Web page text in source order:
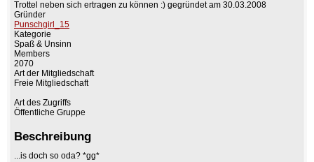
Trottel neben sich ertragen zu können :) gegründet am 30.03.2008
Gründer
Punschgirl_15
Kategorie
Spaß & Unsinn
Members
2070
Art der Mitgliedschaft
Freie Mitgliedschaft
Art des Zugriffs
Öffentliche Gruppe
Beschreibung
...is doch so oda? *gg*